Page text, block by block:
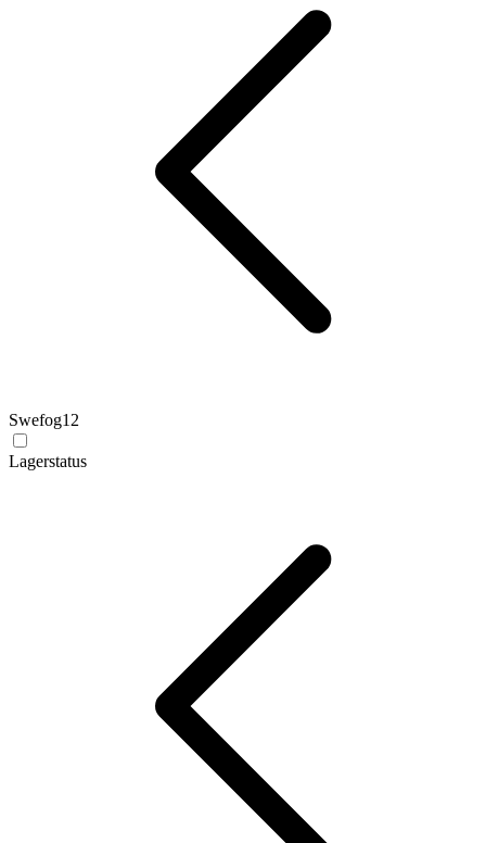
Swefog12
Lagerstatus